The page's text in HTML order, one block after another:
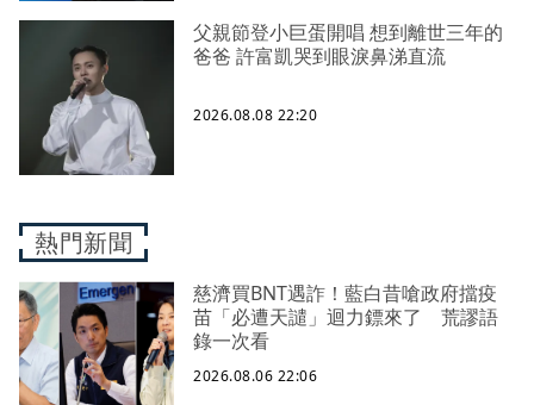
父親節登小巨蛋開唱 想到離世三年的
爸爸 許富凱哭到眼淚鼻涕直流
2026.08.08 22:20
熱門新聞
慈濟買BNT遇詐！藍白昔嗆政府擋疫
苗「必遭天譴」迴力鏢來了 荒謬語
錄一次看
2026.08.06 22:06